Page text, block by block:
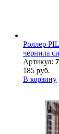
Роллер
чернила
Артикул:
185 руб.
В корзину